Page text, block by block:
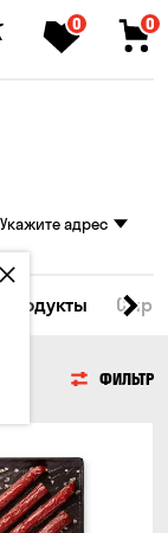
0 0
Укажите адрес
ФИЛЬТР